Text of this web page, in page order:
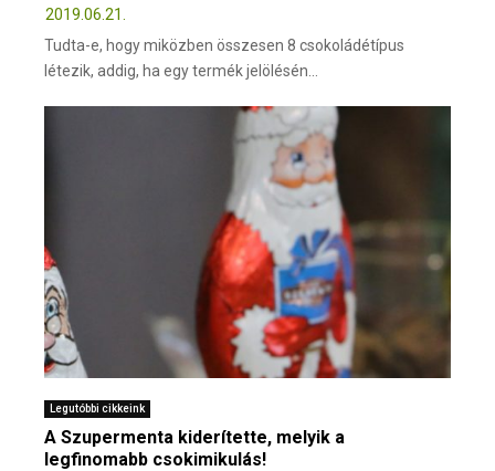
2019.06.21.
Tudta-e, hogy miközben összesen 8 csokoládétípus
létezik, addig, ha egy termék jelölésén...
Legutóbbi cikkeink
A Szupermenta kiderítette, melyik a
legfinomabb csokimikulás!